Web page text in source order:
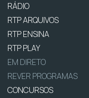
RÁDIO
RTP ARQUIVOS
RTP ENSINA
RTP PLAY
EM DIRETO
REVER PROGRAMAS
CONCURSOS